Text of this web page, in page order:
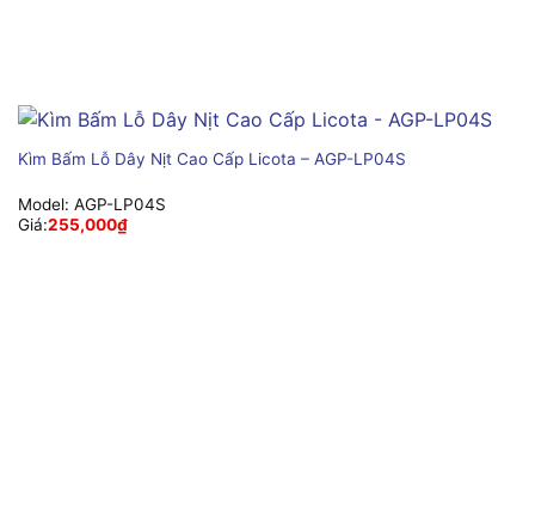
Kìm Bấm Lỗ Dây Nịt Cao Cấp Licota – AGP-LP04S
Model: AGP-LP04S
Giá:255,000₫